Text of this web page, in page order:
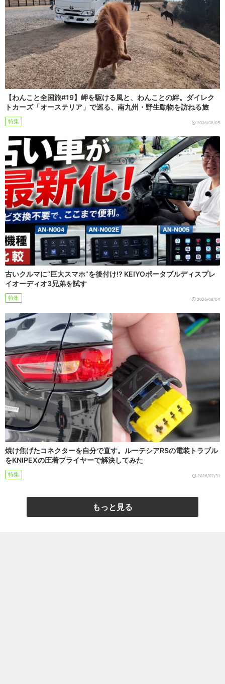
【わんこと全国旅#19】岬を駆ける風と、わんことの絆。ダイレク
トカーズ「オーステリア」で巡る、南九州・野生動物を訪ねる旅
特集 2026/08/05
古いクルマに“巨大スマホ”を後付け!? KEIYOポータブルディスプレ
イオーディオ3兄弟を試す
特集 2026/08/04
焼け焦げたコネクターを自分で直す。ルーテシアRSの電装トラブル
をKNIPEXの圧着プライヤーで解決してみた
特集 2026/07/31
もっと見る